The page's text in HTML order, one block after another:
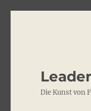
Die Kunst von